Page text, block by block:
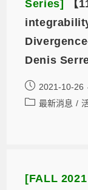
Series]
【
Denis
2021-10-26
最新消息 /
[FALL